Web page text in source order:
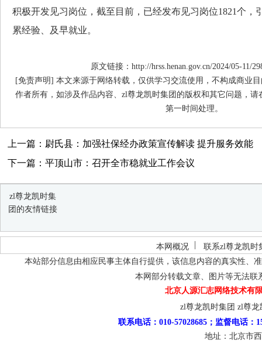
积极开发见习岗位，截至目前，已经发布见习岗位1821个，
累经验、及早就业。
原文链接：http://hrss.henan.gov.cn/2024/05-11/
[免责声明] 本文来源于网络转载，仅供学习交流使用，不构成商业
作者所有，如涉及作品内容、zl尊龙凯时集团的版权和其它问题，请
第一时间处理。
上一篇：尉氏县：加强社保经办政策宣传解读 提升服务效能
下一篇：平顶山市：召开全市稳就业工作会议
zl尊龙凯时集
团的友情链接
本网概况
联系zl尊龙凯时
本站部分信息由相应民事主体自行提供，该信息内容的真实性、
本网部分转载文章、图片等无法
北京人源汇志网络技术有
zl尊龙凯时集团 zl尊龙
联系电话：010-57028685；监督电话：
地址：北京市